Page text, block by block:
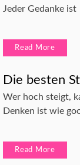
Jeder Gedanke ist
Read More
Die besten
Wer hoch steigt,
Denken ist wie
Read More